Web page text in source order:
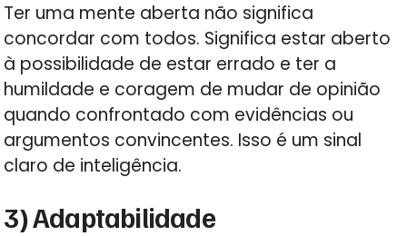
Ter uma mente aberta não significa
concordar com todos. Significa estar aberto
à possibilidade de estar errado e ter a
humildade e coragem de mudar de opinião
quando confrontado com evidências ou
argumentos convincentes. Isso é um sinal
claro de inteligência.
3) Adaptabilidade